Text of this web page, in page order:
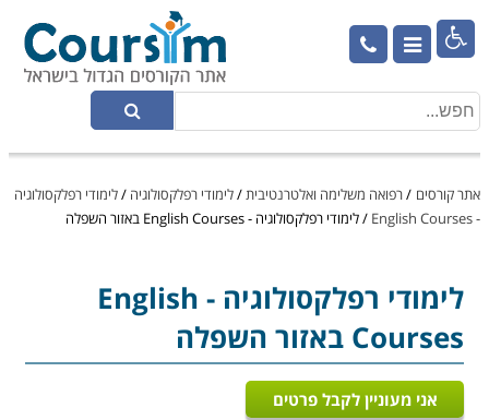

אתר קורסים /רפואה משלימה ואלטרנטיבית/לימודי רפלקסולוגיה /לימודי רפלקסולוגיה
- English Courses
/לימודי רפלקסולוגיה - English Courses באזור השפלה
לימודי רפלקסולוגיה
- English
Courses באזור השפלה
אני מעוניין לקבל פרטים